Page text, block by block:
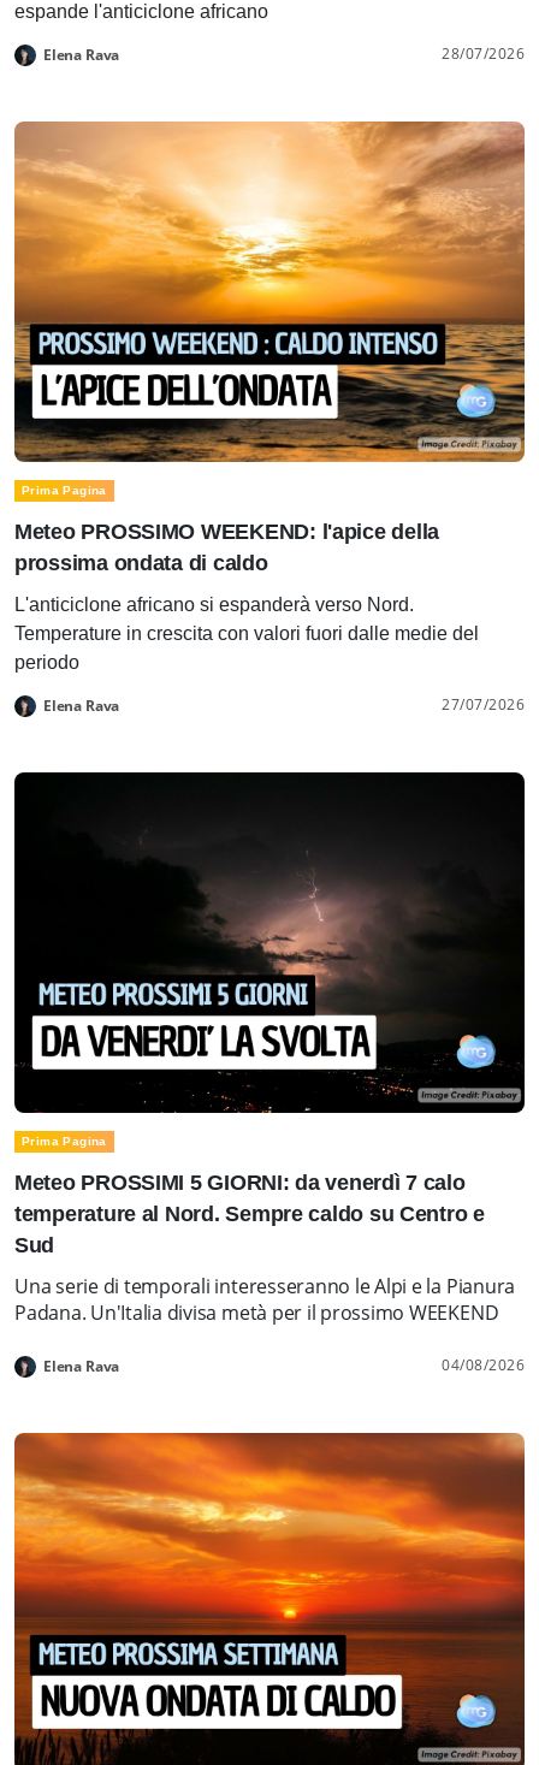
espande l'anticiclone africano
Elena Rava 28/07/2026
Prima Pagina
Meteo PROSSIMO WEEKEND: l'apice della
prossima ondata di caldo
L'anticiclone africano si espanderà verso Nord.
Temperature in crescita con valori fuori dalle medie del
periodo
Elena Rava 27/07/2026
Prima Pagina
Meteo PROSSIMI 5 GIORNI: da venerdì 7 calo
temperature al Nord. Sempre caldo su Centro e
Sud
Una serie di temporali interesseranno le Alpi e la Pianura
Padana. Un'Italia divisa metà per il prossimo WEEKEND
Elena Rava 04/08/2026